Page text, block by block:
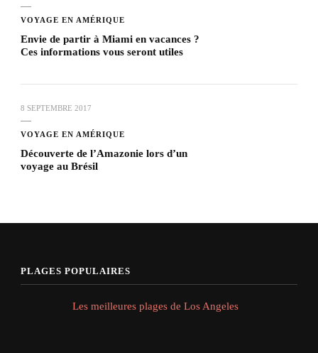
VOYAGE EN AMÉRIQUE
Envie de partir à Miami en vacances ?
Ces informations vous seront utiles
8 SEPTEMBRE 2017
VOYAGE EN AMÉRIQUE
Découverte de l’Amazonie lors d’un
voyage au Brésil
PLAGES POPULAIRES
Les meilleures plages de Los Angeles